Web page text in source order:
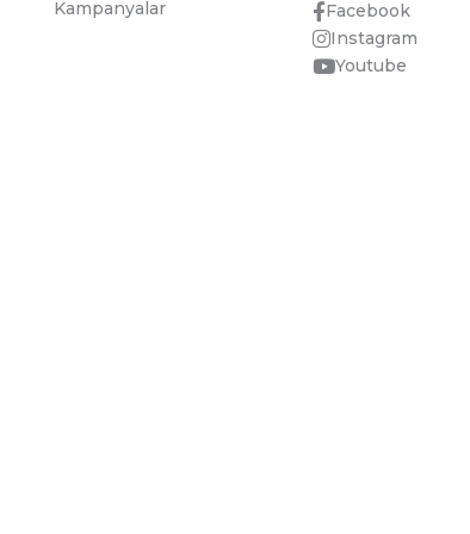
Kampanyalar
Facebook
Instagram
Youtube